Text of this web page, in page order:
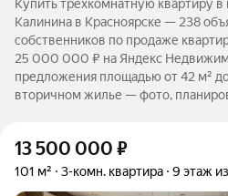
Купить трехкомнатную квартиру
Калинина в Красноярске — 238
собственников по продаже
25 000 000 ₽ на Яндекс
предложения площадью от 42 м²
вторичном жилье — фото,
13 500 000 ₽
101 м² 3-комн. квартира 9 этаж